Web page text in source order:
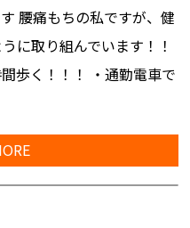
腰痛もちの私ですが、健
に取り組んでいます！！
歩く！！！ ・通勤電車で